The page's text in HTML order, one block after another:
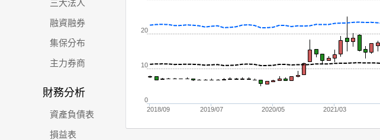
三大法人
融資融券
集保分布
主力券商
財務分析
資產負債表
損益表
2018/09 2019/07 2020/05 2021/03
0
10
20